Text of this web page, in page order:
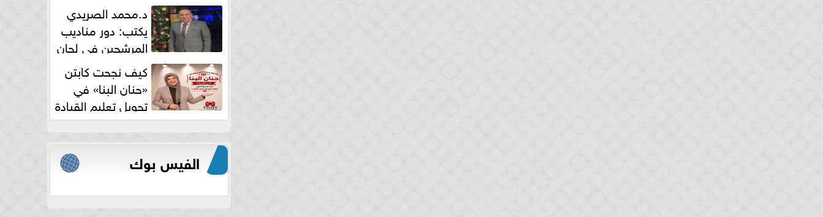
د.محمد الصريدي
يكتب: دور مناديب
المرشحين في لجان
الانتخابات
كيف نجحت كابتن
«حنان البنا» في
تحويل تعليم القيادة
النسائية من خوف...
الفيس بوك